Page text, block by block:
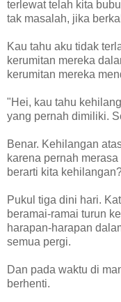
terlewat telah kita
tak masalah, jika
Kau tahu aku tidak
kerumitan mereka
kerumitan mereka
"Hei, kau tahu
yang pernah dimiliki.
Benar. Kehilangan
karena pernah
berarti kita
Pukul tiga dini hari.
beramai-ramai turun
harapan-harapan
semua pergi.
Dan pada waktu di
berhenti.